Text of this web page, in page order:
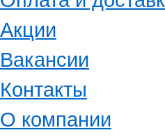
Акции
Вакансии
Контакты
О компании